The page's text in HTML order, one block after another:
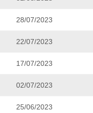
28/07/2023
22/07/2023
17/07/2023
02/07/2023
25/06/2023